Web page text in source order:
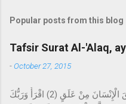
Popular posts from this blog
Tafsir Surat Al-'Alaq,
-October 27, 2015
اقْرَأْ بِاسْمِ رَبِّكَ الَّذِي خَلَقَ (1) خَلَقَ الْإِنْسَانَ مِنْ عَلَقٍ (2) اقْرَأْ وَرَبُّكَ